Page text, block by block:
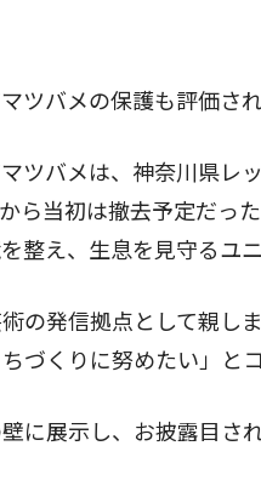
バメの保護も評価され
ツバメは、神奈川県レ
ら当初は撤去予定だっ
整え、生息を見守るユ
の発信拠点として親し
づくりに努めたい」と
展示し、お披露目され